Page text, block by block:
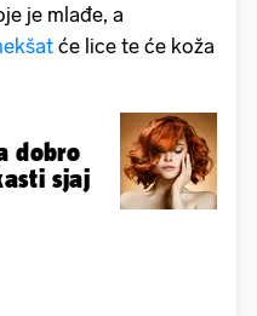
je mlađe, a
će lice te će koža
dobro
sjaj